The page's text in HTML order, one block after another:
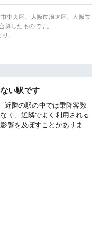
中央区、大阪市浪速区、大阪市
算したものです。
。
い駅です
近隣の駅の中では乗降客数
く、近隣でよく利用される
響を及ぼすことがありま